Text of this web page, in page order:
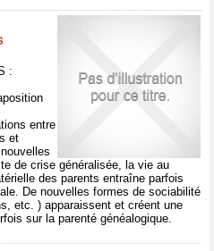
:
entre
et
de crise généralisée, la vie au
des parents entraîne parfois
De nouvelles formes de sociabilité
etc. ) apparaissent et créent une
sur la parenté généalogique.